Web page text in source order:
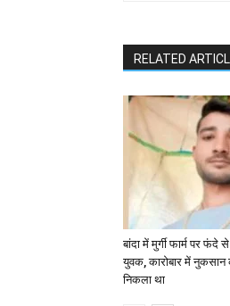
RELATED
बांदा में मुर्गी फार्म पर फंदे
युवक, कारोबार में
निकला था